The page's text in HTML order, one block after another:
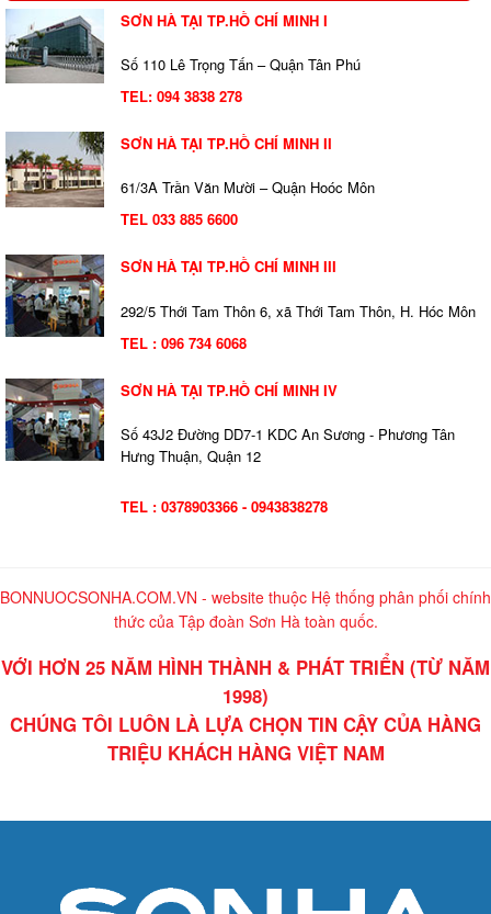
SƠN HÀ TẠI TP.HỒ CHÍ MINH I
Số 110 Lê Trọng Tấn – Quận Tân Phú
TEL: 094 3838 278
SƠN HÀ TẠI TP.HỒ CHÍ MINH II
61/3A Trần Văn Mười – Quận Hoóc Môn
TEL 033 885 6600
SƠN HÀ TẠI TP.HỒ CHÍ MINH III
292/5 Thới Tam Thôn 6, xã Thới Tam Thôn, H. Hóc Môn
TEL : 096 734 6068
SƠN HÀ TẠI TP.HỒ CHÍ MINH IV
Số 43J2 Đường DD7-1 KDC An Sương - Phương Tân
Hưng Thuận, Quận 12
TEL : 0378903366 - 0943838278
BONNUOCSONHA.COM.VN - website thuộc Hệ thống phân phối chính
thức của Tập đoàn Sơn Hà toàn quốc.
VỚI HƠN 25 NĂM HÌNH THÀNH & PHÁT TRIỂN (TỪ NĂM
1998)
CHÚNG TÔI LUÔN LÀ LỰA CHỌN TIN CẬY CỦA HÀNG
TRIỆU KHÁCH HÀNG VIỆT NAM